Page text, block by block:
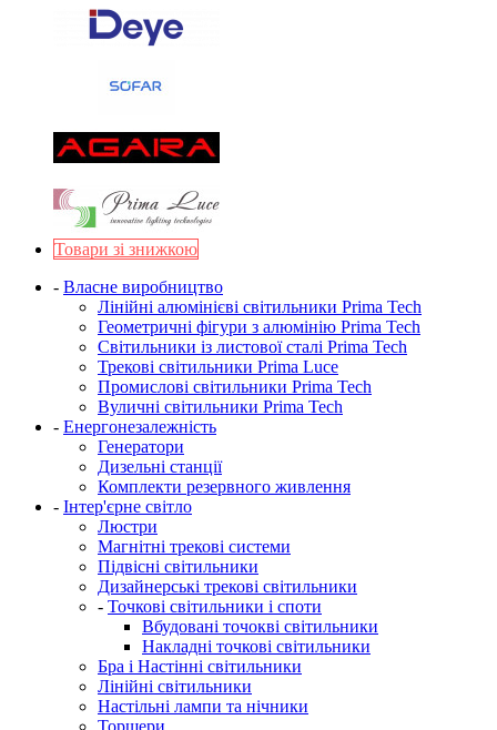
Товари зі знижкою
- Власне виробництво
Лінійні алюмінієві світильники Prima Tech
Геометричні фігури з алюмінію Prima Tech
Світильники із листової сталі Prima Tech
Трекові світильники Prima Luce
Промислові світильники Prima Tech
Вуличні світильники Prima Tech
- Енергонезалежність
Генератори
Дизельні станції
Комплекти резервного живлення
- Інтер'єрне світло
Люстри
Магнітні трекові системи
Підвісні світильники
Дизайнерські трекові світильники
- Точкові світильники і споти
Вбудовані точокві світильники
Накладні точкові світильники
Бра і Настінні світильники
Лінійні світильники
Настільні лампи та нічники
Торшери